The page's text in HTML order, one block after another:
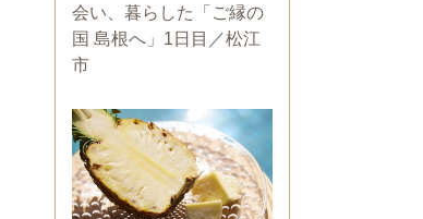
会い、暮らした「ご縁の
国 島根へ」1日目／松江
市